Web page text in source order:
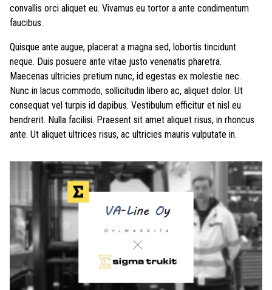
convallis orci aliquet eu. Vivamus eu tortor a ante condimentum
faucibus.
Quisque ante augue, placerat a magna sed, lobortis tincidunt
neque. Duis posuere ante vitae justo venenatis pharetra.
Maecenas ultricies pretium nunc, id egestas ex molestie nec.
Nunc in lacus commodo, sollicitudin libero ac, aliquet dolor. Ut
consequat vel turpis id dapibus. Vestibulum efficitur et nisl eu
hendrerit. Nulla facilisi. Praesent sit amet aliquet risus, in rhoncus
ante. Ut aliquet ultrices risus, ac ultricies mauris vulputate in.